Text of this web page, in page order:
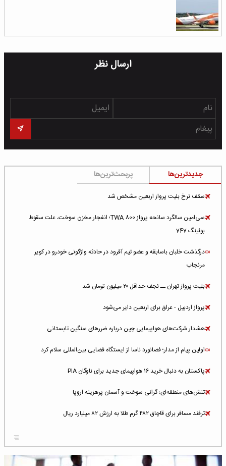
ارسال نظر
جدیدترین‌ها پربحث‌ترین‌ها
سقف نرخ بلیت پرواز اربعین مشخص شد
سی‌امین سالگرد سانحه پرواز TWA 800؛ انفجار مخزن سوخت، علت سقوط
بوئینگ 747
درگذشت خلبان باسابقه و عضو تیم آفرود در حادثه واژگونی خودرو در کویر
مرنجاب
بلیت پرواز تهران ــ نجف حداقل ۲۰ میلیون تومان شد
پرواز اردبیل - عراق برای اربعین دایر می‌شود
هشدار شرکت‌های هواپیمایی چین درباره ضررهای سنگین تابستانی
اولین پیام از مدار؛ فضانورد ناسا از ایستگاه فضایی بین‌المللی سلام کرد
پاکستان به دنبال خرید ۱۶ هواپیمای جدید برای ناوگان PIA
تنش‌های منطقه‌ای؛ گرانی سوخت و آسمان پرهزینه اروپا
ترفند مسافر برای قاچاق ۴۸۲ گرم طلا به ارزش ۸۲ میلیارد ریال
شلوغ‌ترین فرودگاه‌های اروپا در ۲۰۲۵: لندن، استانبول و پاریس